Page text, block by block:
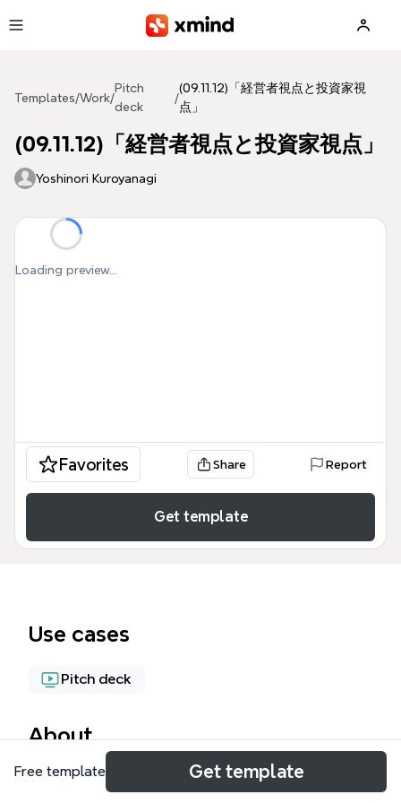
Templates/Work/
Pitch
deck
/
(09.11.12)「経営者視点と投資家視
点」
(09.11.12)「経営者視点と投資家視点」
Yoshinori Kuroyanagi
Loading preview...
Favorites Share Report
Get template
Use cases
Pitch deck
About
「経営者視点と投資家視点」のマインドマップは、ベ
Free template Get template